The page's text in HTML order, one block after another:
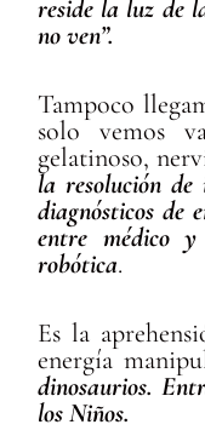
reside la luz de
no ven”.
Tampoco
solo vemos
gelatinoso,
la resolución de
diagnósticos de
entre médico y
robótica.
Es la
energía
dinosaurios.
los Niños.